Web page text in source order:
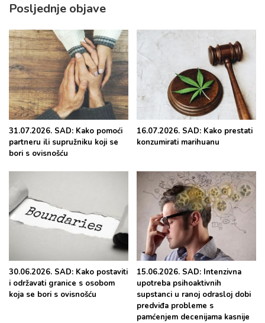
Posljednje objave
31.07.2026. SAD: Kako pomoći
partneru ili supružniku koji se
bori s ovisnošću
16.07.2026. SAD: Kako prestati
konzumirati marihuanu
30.06.2026. SAD: Kako postaviti
i održavati granice s osobom
koja se bori s ovisnošću
15.06.2026. SAD: Intenzivna
upotreba psihoaktivnih
supstanci u ranoj odrasloj dobi
predviđa probleme s
pamćenjem decenijama kasnije